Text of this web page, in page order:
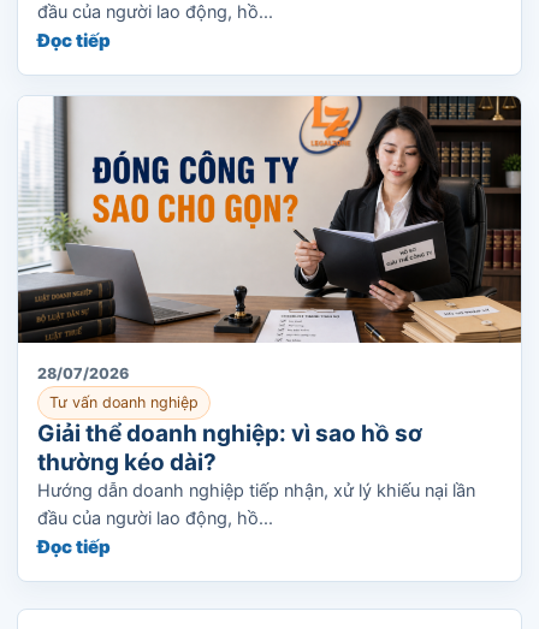
đầu của người lao động, hồ...
Đọc tiếp
28/07/2026
Tư vấn doanh nghiệp
Giải thể doanh nghiệp: vì sao hồ sơ
thường kéo dài?
Hướng dẫn doanh nghiệp tiếp nhận, xử lý khiếu nại lần
đầu của người lao động, hồ...
Đọc tiếp